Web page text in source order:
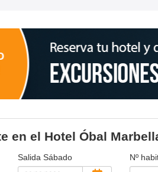
en el Hotel Óbal
Salida Sábado Nº